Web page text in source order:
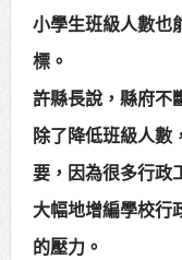
小學生班級人數也
標。
許縣長說，縣府不
除了降低班級人數
要，因為很多行政
大幅地增編學校行
的壓力。